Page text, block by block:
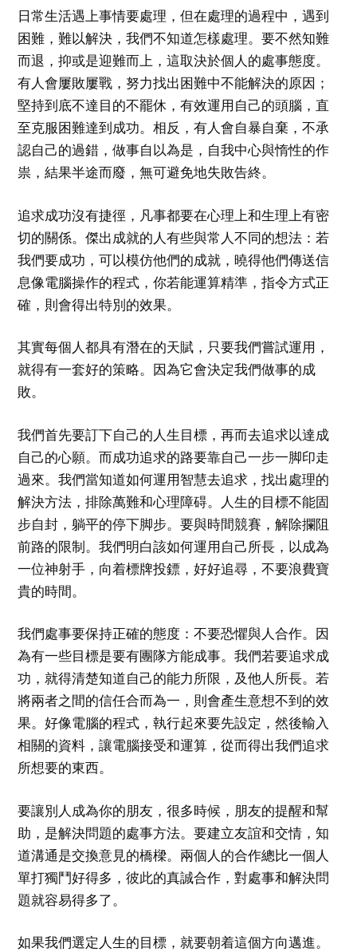
日常生活遇上事情要處理，但在處理的過程中，遇到
困難，難以解決，我們不知道怎樣處理。要不然知難
而退，抑或是迎難而上，這取決於個人的處事態度。
有人會屢敗屢戰，努力找出困難中不能解決的原因；
堅持到底不達目的不罷休，有效運用自己的頭腦，直
至克服困難達到成功。相反，有人會自暴自棄，不承
認自己的過錯，做事自以為是，自我中心與惰性的作
祟，結果半途而廢，無可避免地失敗告終。
追求成功沒有捷徑，凡事都要在心理上和生理上有密
切的關係。傑出成就的人有些與常人不同的想法：若
我們要成功，可以模仿他們的成就，曉得他們傳送信
息像電腦操作的程式，你若能運算精準，指令方式正
確，則會得出特別的效果。
其實每個人都具有潛在的天賦，只要我們嘗試運用，
就得有一套好的策略。因為它會決定我們做事的成
敗。
我們首先要訂下自己的人生目標，再而去追求以達成
自己的心願。而成功追求的路要靠自己一步一脚印走
過來。我們當知道如何運用智慧去追求，找出處理的
解決方法，排除萬難和心理障碍。人生的目標不能固
步自封，躺平的停下脚步。要與時間競賽，解除攔阻
前路的限制。我們明白該如何運用自己所長，以成為
一位神射手，向着標牌投鏢，好好追尋，不要浪費寶
貴的時間。
我們處事要保持正確的態度：不要恐懼與人合作。因
為有一些目標是要有團隊方能成事。我們若要追求成
功，就得清楚知道自己的能力所限，及他人所長。若
將兩者之間的信任合而為一，則會產生意想不到的效
果。好像電腦的程式，執行起來要先設定，然後輸入
相關的資料，讓電腦接受和運算，從而得出我們追求
所想要的東西。
要讓別人成為你的朋友，很多時候，朋友的提醒和幫
助，是解決問題的處事方法。要建立友誼和交情，知
道溝通是交換意見的橋樑。兩個人的合作總比一個人
單打獨鬥好得多，彼此的真誠合作，對處事和解決問
題就容易得多了。
如果我們選定人生的目標，就要朝着這個方向邁進。